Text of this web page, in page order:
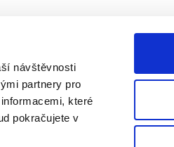
návštěvnosti
partnery pro
které
pokračujete v